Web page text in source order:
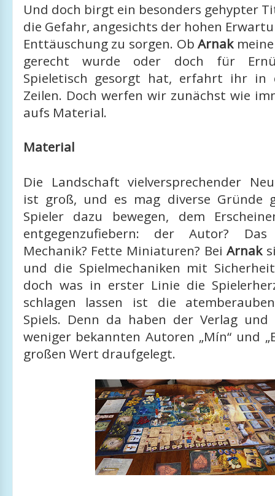
Und doch birgt ein besonders gehypter
die Gefahr, angesichts der hohen
Enttäuschung zu sorgen. ObArnak
gerecht wurde oder doch für
Spieletisch gesorgt hat, erfahrt ihr in
Zeilen. Doch werfen wir zunächst wie
aufs Material.
Material
Die Landschaft vielversprechender
ist groß, und es mag diverse Gründe
Spieler dazu bewegen, dem
entgegenzufiebern: der Autor?
Mechanik? Fette Miniaturen? BeiArnak
und die Spielmechaniken mit
doch was in erster Linie die
schlagen lassen ist die
Spiels. Denn da haben der Verlag
weniger bekannten Autoren „Mín“ und
großen Wert draufgelegt.